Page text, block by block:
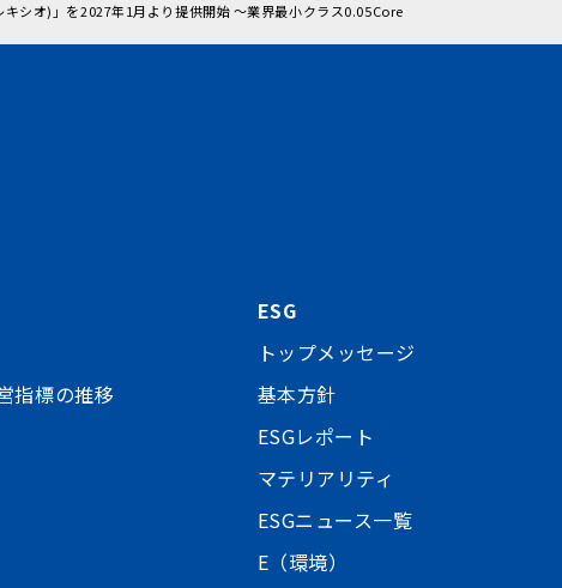
シオ)」を2027年1月より提供開始 ～業界最小クラス0.05Core
指標の推移
ESG
トップメッセージ
基本方針
ESGレポート
マテリアリティ
ESGニュース一覧
E（環境）